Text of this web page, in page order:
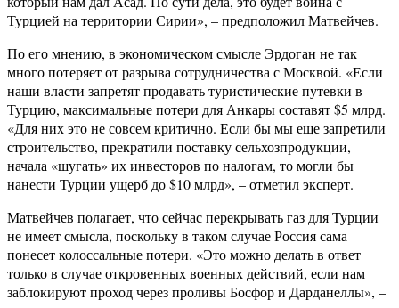
Турцией на территории Сирии», – предположил Матвейчев.
По его мнению, в экономическом смысле Эрдоган не так
много потеряет от разрыва сотрудничества с Москвой. «Если
наши власти запретят продавать туристические путевки в
Турцию, максимальные потери для Анкары составят $5 млрд.
«Для них это не совсем критично. Если бы мы еще запретили
строительство, прекратили поставку сельхозпродукции,
начала «шугать» их инвесторов по налогам, то могли бы
нанести Турции ущерб до $10 млрд», – отметил эксперт.
Матвейчев полагает, что сейчас перекрывать газ для Турции
не имеет смысла, поскольку в таком случае Россия сама
понесет колоссальные потери. «Это можно делать в ответ
только в случае откровенных военных действий, если нам
заблокируют проход через проливы Босфор и Дарданеллы», –